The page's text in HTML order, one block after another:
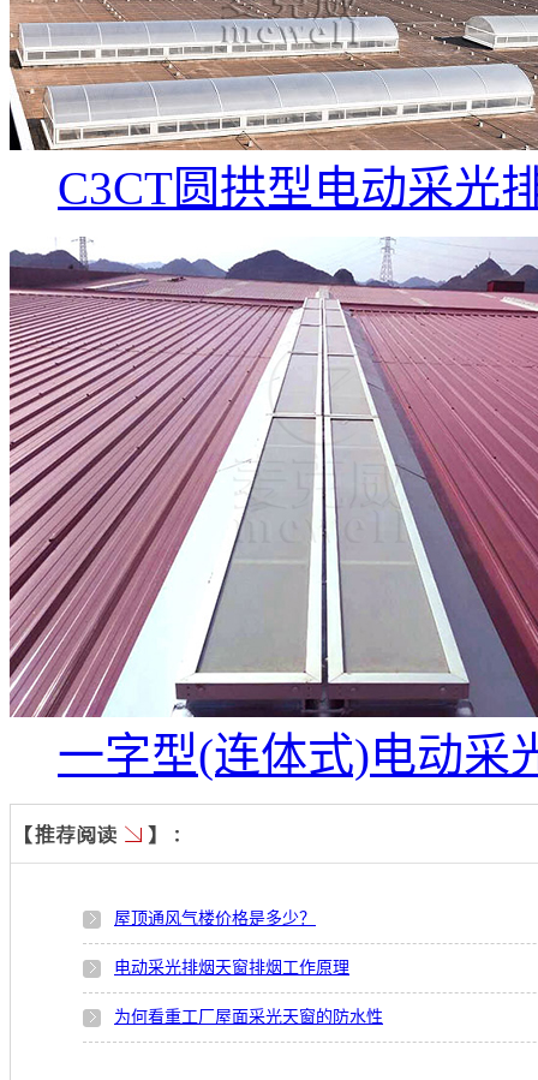
C3CT圆拱型电动采光
一字型(连体式)电动采
屋顶通风气楼价格是多少？
电动采光排烟天窗排烟工作原理
为何看重工厂屋面采光天窗的防水性